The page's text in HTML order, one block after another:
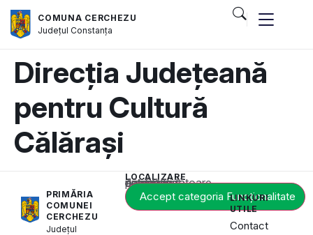
COMUNA CERCHEZU
JudețulConstanța
Direcția Județeană
pentru Cultură
Călărași
PRIMĂRIA
COMUNEI
CERCHEZU
Județul
LOCALIZARE
Acest conținut este blocat până când acceptați categoria corespunzătoare de cookie-uri.
Accept categoria Funcționalitate
LINKURI
UTILE
Contact